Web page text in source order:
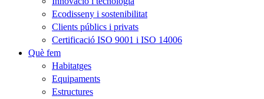
Ecodisseny i sostenibilitat
Clients públics i privats
Certificació ISO 9001 i ISO 14006
Què fem
Habitatges
Equipaments
Estructures